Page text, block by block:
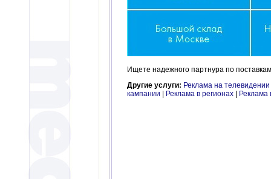
Ищете надежного партнура по
Другие услуги: Реклама на телевидении
кампании
Реклама в регионах Реклама